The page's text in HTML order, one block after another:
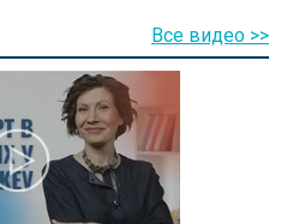
Все видео >>